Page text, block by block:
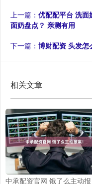
上一篇： 优配配平台 洗面
面奶盘点？ 亲测有用
下一篇： 博财配资 头发怎
相关文章
中承配资官网 饿了么主动报